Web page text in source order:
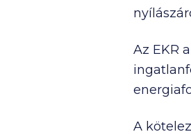
Az EKR
A